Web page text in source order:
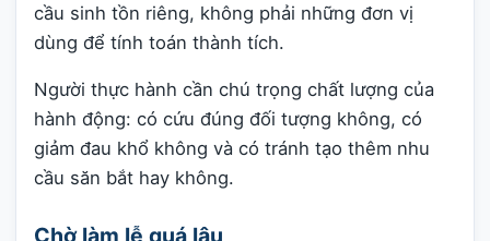
cầu sinh tồn riêng, không phải những đơn vị
dùng để tính toán thành tích.
Người thực hành cần chú trọng chất lượng của
hành động: có cứu đúng đối tượng không, có
giảm đau khổ không và có tránh tạo thêm nhu
cầu săn bắt hay không.
Chờ làm lễ quá lâu